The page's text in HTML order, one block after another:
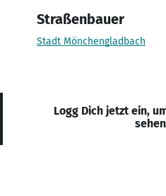
Straßenbauer
Stadt Mönchengladbach
Logg Dich jetzt ein,